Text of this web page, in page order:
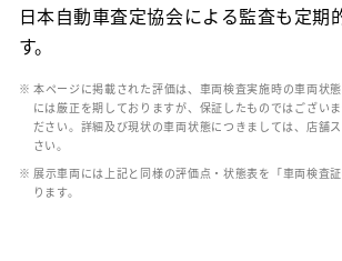
日本自動車査定協会による監査も定期
す。
※ 本ページに掲載された評価は、車両検査実施時の車両状
には厳正を期しておりますが、保証したものではござい
ださい。詳細及び現状の車両状態につきましては、店舗
さい。
※ 展示車両には上記と同様の評価点・状態表を「車両検査
ります。